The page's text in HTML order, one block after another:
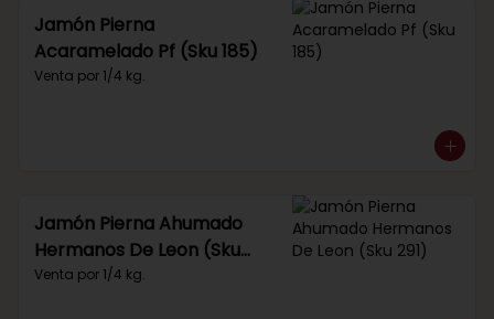
Jamón Pierna
Acaramelado Pf (Sku 185)
Venta por 1/4 kg.
Jamón Pierna Ahumado
Hermanos De Leon (Sku
291)
Venta por 1/4 kg.